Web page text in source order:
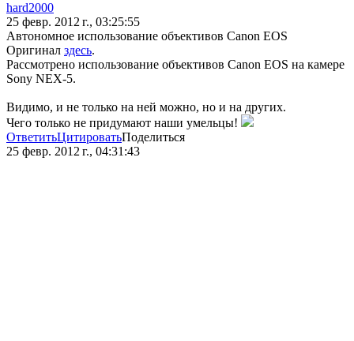
hard2000
25 февр. 2012 г., 03:25:55
Автономное использование объективов Canon EOS
Оригинал здесь.
Рассмотрено использование объективов Canon EOS на камере
Sony NEX-5.
Видимо, и не только на ней можно, но и на других.
Чего только не придумают наши умельцы!
ОтветитьЦитироватьПоделиться
25 февр. 2012 г., 04:31:43